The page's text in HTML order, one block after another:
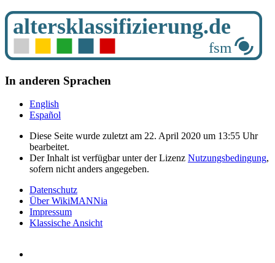
In anderen Sprachen
English
Español
Diese Seite wurde zuletzt am 22. April 2020 um 13:55 Uhr
bearbeitet.
Der Inhalt ist verfügbar unter der Lizenz Nutzungsbedingung,
sofern nicht anders angegeben.
Datenschutz
Über WikiMANNia
Impressum
Klassische Ansicht